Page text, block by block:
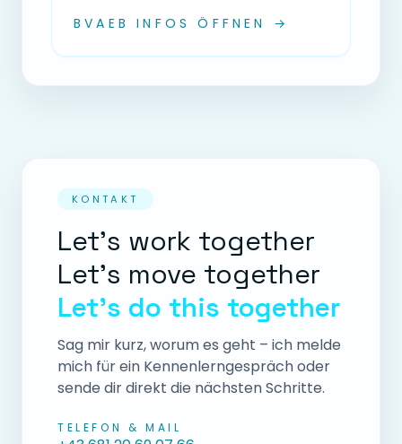
BVAEB INFOS ÖFFNEN →
KONTAKT
Let’s work together
Let’s move together
Let’s do this together
Sag mir kurz, worum es geht – ich melde
mich für ein Kennenlerngespräch oder
sende dir direkt die nächsten Schritte.
TELEFON & MAIL